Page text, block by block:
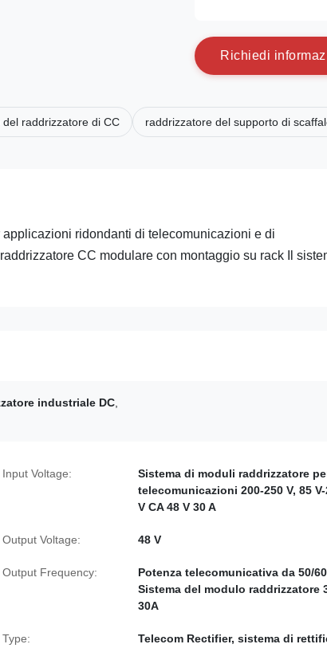
Richied i informaz
del raddrizzatore di CC raddrizzatore del supporto di
ridondanti di telecomunicazioni e di
CC modulare con montaggio su rack Il
industriale DC
Input Voltage:
Sistema di moduli raddrizzatore
telecomunicazioni 200-250 V, 85
V CA 48 V 30 A
Output Voltage: 48 V
Output Frequency:
Potenza telecomunicativa da 50/
Sistema del modulo raddrizzatore
30A
Type: Telecom Rectifier, sistema di